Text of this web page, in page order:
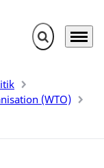
Fold søgefelt
Menu
(WTO)